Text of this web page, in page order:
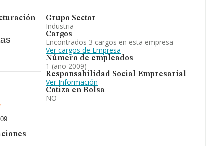
Grupo Sector
Industria
Cargos
Encontrados 3 cargos en esta empresa
Ver cargos de Empresa
Número de empleados
1 (año 2009)
Responsabilidad Social Empresarial
Ver Información
Cotiza en Bolsa
NO